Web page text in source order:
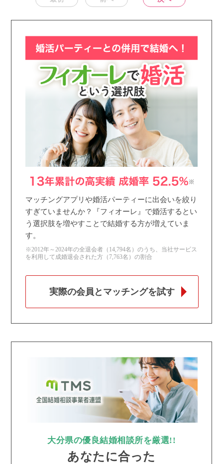
マッチングアプリや婚活パーティーに出会いを絞り
すぎていませんか？『フィオーレ』で婚活するとい
う選択肢を増やすことで結婚する方が増えていま
す。
※2012年～2024年の全退会者（14,794名）のうち、当社サービス
を利用して成婚退会された方（7,763名）の割合
実際の会員とマッチングを試す
大分県の優良結婚相談所を厳選!!
あなたに合った